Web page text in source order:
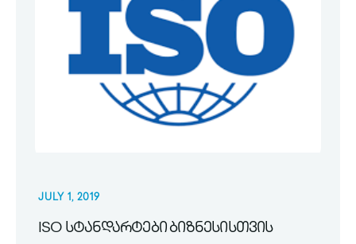
JULY 1, 2019
ISO სტანდარტები ბიზნესისთვის